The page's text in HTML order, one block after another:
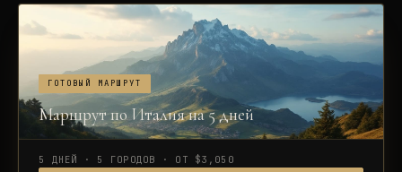
ГОТОВЫЙ МАРШРУТ
Маршрут по Италия на 5 дней
5 ДНЕЙ · 5 ГОРОДОВ · ОТ $3,050